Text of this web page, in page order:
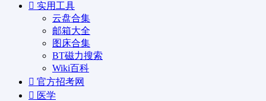
实用工具
云盘合集
邮箱大全
图床合集
BT磁力搜索
Wiki百科
官方招考网
医学